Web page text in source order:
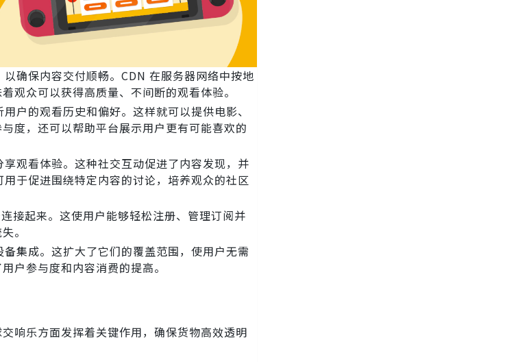
确保内容交付顺畅。CDN 在服务器网络中按地
观众可以获得高质量、不间断的观看体验。
户的观看历史和偏好。这样就可以提供电影、
度，还可以帮助平台展示用户更有可能喜欢的
观看体验。这种社交互动促进了内容发现，并
于促进围绕特定内容的讨论，培养观众的社区
接起来。这使用户能够轻松注册、管理订阅并
。
集成。这扩大了它们的覆盖范围，使用户无需
户参与度和内容消费的提高。
响乐方面发挥着关键作用，确保货物高效透明